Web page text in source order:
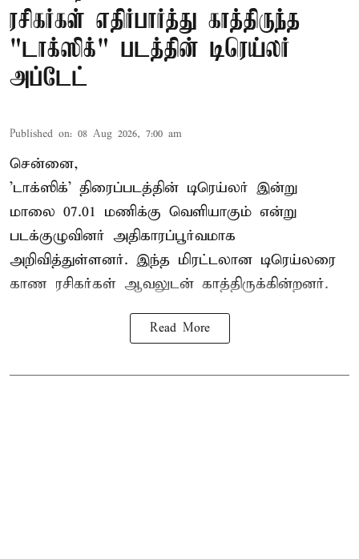
ரசிகர்கள் எதிர்பார்த்து காத்திருந்த
"டாக்ஸிக்" படத்தின் டிரெய்லர்
அப்டேட்
Published on: 08 Aug 2026, 7:00 am
சென்னை,
'டாக்ஸிக்' திரைப்படத்தின் டிரெய்லர் இன்று
மாலை 07.01 மணிக்கு வெளியாகும் என்று
படக்குழுவினர் அதிகாரப்பூர்வமாக
அறிவித்துள்ளனர். இந்த மிரட்டலான டிரெய்லரை
காண ரசிகர்கள் ஆவலுடன் காத்திருக்கின்றனர்.
Read More